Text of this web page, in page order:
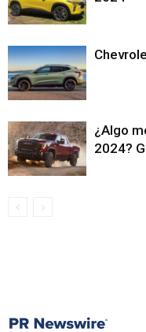
¿Algo
2024?